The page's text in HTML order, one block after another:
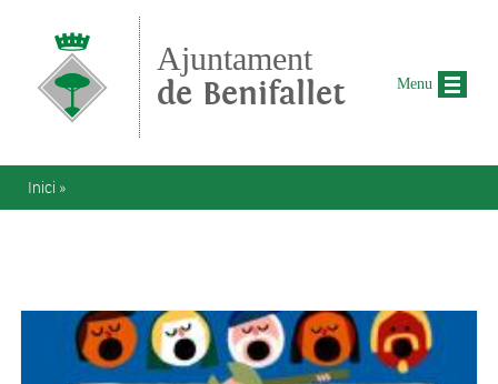
Ajuntament
de Benifallet
Esteu aquí
Inici »
Menu